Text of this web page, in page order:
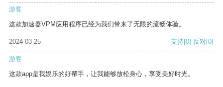
游客
这款加速器VPM应用程序已经为我们带来了无限的流畅体验。
2024-03-25 支持[0] 反对[0]
游客
这款app是我娱乐的好帮手，让我能够放松身心，享受美好时光。